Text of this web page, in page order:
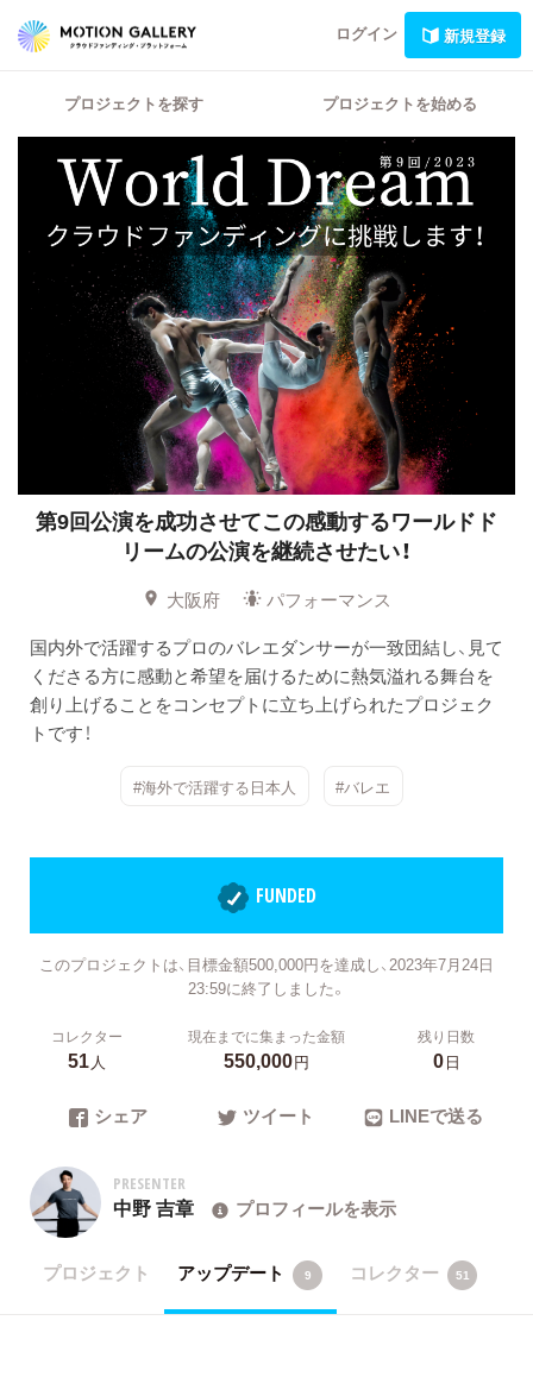
ログイン 新規登録
プロジェクトを探す プロジェクトを始める
第9回公演を成功させてこの感動するワールドド
リームの公演を継続させたい！
大阪府
パフォーマンス
国内外で活躍するプロのバレエダンサーが一致団結し、見て
くださる方に感動と希望を届けるために熱気溢れる舞台を
創り上げることをコンセプトに立ち上げられたプロジェク
トです！
#海外で活躍する日本人 #バレエ
FUNDED
このプロジェクトは、目標金額500,000円を達成し、2023年7月24日
23:59に終了しました。
コレクター
51人
現在までに集まった金額
550,000円
残り日数
0日
シェア ツイート LINEで送る
PRESENTER
中野 吉章 プロフィールを表示
プロジェクト アップデート 9 コレクター 51